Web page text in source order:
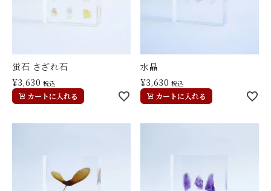
蛍石 さざれ石
¥3,630 税込
カートに入れる
水晶
¥3,630 税込
カートに入れる